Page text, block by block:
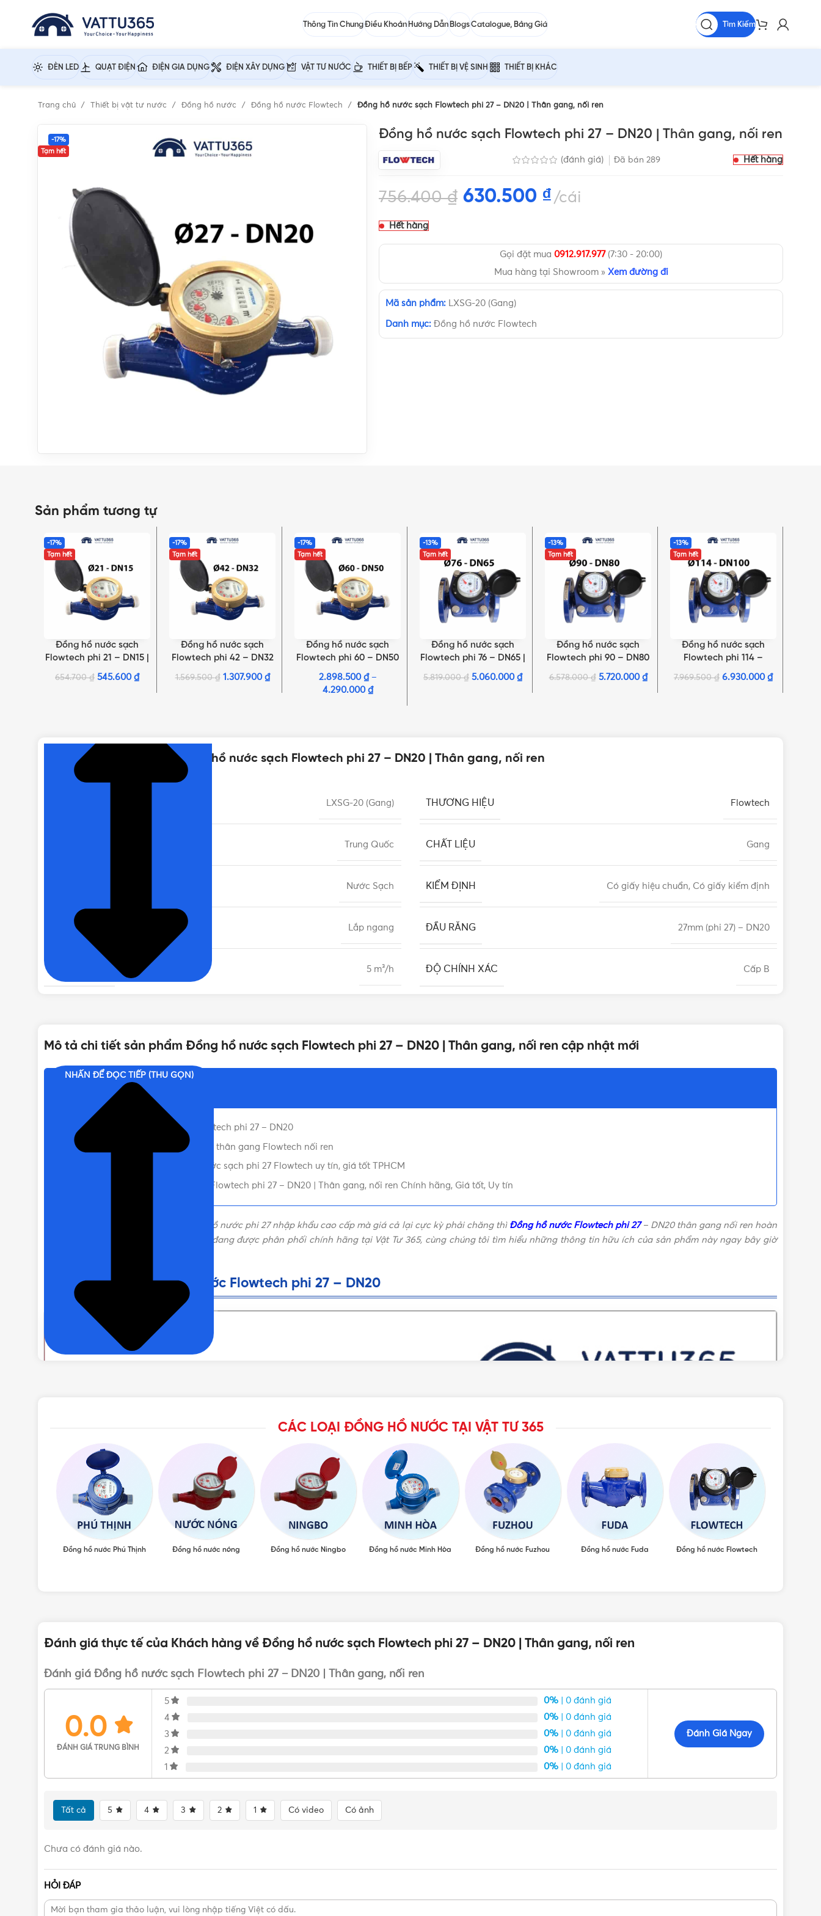
Thông Tin ChungĐiều Khoản Hướng Dẫn BlogsCatalogue, Bảng Giá Tìm Kiếm
ĐÈN LED QUẠT ĐIỆN ĐIỆN GIA DỤNG ĐIỆN XÂY DỰNG VẬT TƯ NƯỚC THIẾT BỊ BẾP THIẾT BỊ VỆ SINH THIẾT BỊ KHÁC
Trang chủ Thiết bị vật tư nước Đồng hồ nước Đồng hồ nước Flowtech Đồng hồ nước sạch Flowtech phi 27 – DN20 | Thân gang, nối ren
-17%
Tạm hết
Đồng hồ nước sạch Flowtech phi 27 – DN20 | Thân gang, nối ren
(đánh giá) Đã bán 289 Hết hàng
756.400₫ 630.500 ₫ cái
Hết hàng
Gọi đặt mua 0912.917.977(7:30 - 20:00)
Mua hàng tại Showroom » Xem đường đi
Mã sản phẩm: LXSG-20 (Gang)
Danh mục: Đồng hồ nước Flowtech
Sản phẩm tương tự
-17%
Tạm hết
ĐỌC TIẾP
Đồng hồ nước sạch
Flowtech phi 21 – DN15 |
Thân gang, nối ren
654.700₫ 545.600 ₫
-17%
Tạm hết
ĐỌC TIẾP
Đồng hồ nước sạch
Flowtech phi 42 – DN32
| Thân gang, nối ren
1.569.500₫ 1.307.900 ₫
-17%
Tạm hết
LỰA CHỌN TÙY CHỌN
Đồng hồ nước sạch
Flowtech phi 60 – DN50
| Thân gang, nối ren/nối
bích
2.898.500 ₫–
4.290.000 ₫
-13%
Tạm hết
ĐỌC TIẾP
Đồng hồ nước sạch
Flowtech phi 76 – DN65 |
Thân gang, nối bích
5.819.000₫ 5.060.000 ₫
-13%
Tạm hết
ĐỌC TIẾP
Đồng hồ nước sạch
Flowtech phi 90 – DN80
| Thân gang, nối bích
6.578.000₫ 5.720.000 ₫
-13%
Tạm hết
ĐỌC TIẾP
Đồng hồ nước sạch
Flowtech phi 114 –
DN100 | Thân gang, nối
bích
7.969.500₫ 6.930.000 ₫
Thông số kỹ thuật của Đồng hồ nước sạch Flowtech phi 27 – DN20 | Thân gang, nối ren
LXSG-20 (Gang) THƯƠNG HIỆU Flowtech
Trung Quốc CHẤT LIỆU Gang
Nước Sạch KIỂM ĐỊNH Có giấy hiệu chuẩn, Có giấy kiểm định
LẮP ĐẶT Lắp ngang ĐẦU RĂNG 27mm (phi 27) – DN20
5 m³/h ĐỘ CHÍNH XÁC Cấp B
MÀU SẮC Màu xanh CẤP BẢO VỆ IP
TIÊU CHUẨN QUỐC TẾ
KÍCH THƯỚC
Mô tả chi tiết sản phẩm Đồng hồ nước sạch Flowtech phi 27 – DN20 | Thân gang, nối ren cập nhật mới
Nội dung chính
Đặc điểm của Đồng hồ nước Flowtech phi 27 – DN20
Ứng dụng của đồng hồ nước sạch thân gang Flowtech nối ren
Vật Tư 365 – Nơi bán đồng hồ nước sạch phi 27 Flowtech uy tín, giá tốt TPHCM
Liên hệ mua Đồng hồ nước sạch Flowtech phi 27 – DN20 | Thân gang, nối ren Chính hãng, Giá tốt, Uy tín
Nếu bạn đang tìm kiếm một loại đồng hồ nước phi 27 nhập khẩu cao cấp mà giá cả lại cực kỳ phải chăng thì Đồng hồ nước Flowtech phi 27– DN20 thân gang nối ren hoàn
toàn phù hợp với bạn. Sản phẩm hiện đang được phân phối chính hãng tại Vật Tư 365, cùng chúng tôi tìm hiểu những thông tin hữu ích của sản phẩm này ngay bây giờ
Đặc điểm của Đồng hồ nước Flowtech phi 27 – DN20
NHẤN ĐỂ ĐỌC TIẾP (THU GỌN)
CÁC LOẠI ĐỒNG HỒ NƯỚC TẠI VẬT TƯ 365
Đồng hồ nước Phú Thịnh Đồng hồ nước nóng Đồng hồ nước Ningbo Đồng hồ nước Minh Hòa Đồng hồ nước Fuzhou Đồng hồ nước Fuda Đồng hồ nước Flowtech
Đánh giá thực tế của Khách hàng về Đồng hồ nước sạch Flowtech phi 27 – DN20 | Thân gang, nối ren
Đánh giá Đồng hồ nước sạch Flowtech phi 27 – DN20 | Thân gang, nối ren
0.0
ĐÁNH GIÁ TRUNG BÌNH
5 0% | 0 đánh giá
4
0% | 0 đánh giá
3
0% | 0 đánh giá
2
0% | 0 đánh giá
1
0% | 0 đánh giá
Đánh Giá Ngay
Tất cả 5 4 3 2 1 Có video Có ảnh
Chưa có đánh giá nào.
HỎI ĐÁP